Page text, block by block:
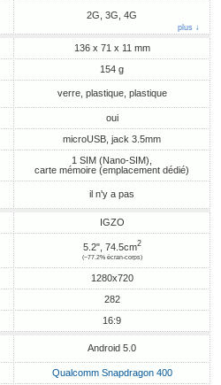
2G, 3G, 4G
plus ↓
136 x 71 x 11 mm
154 g
verre, plastique, plastique
oui
microUSB, jack 3.5mm
1 SIM (Nano-SIM),
carte mémoire (emplacement dédié)
il n'y a pas
IGZO
5.2", 74.5cm2
(~77.2% écran-corps)
1280x720
282
16:9
Android 5.0
Qualcomm Snapdragon 400